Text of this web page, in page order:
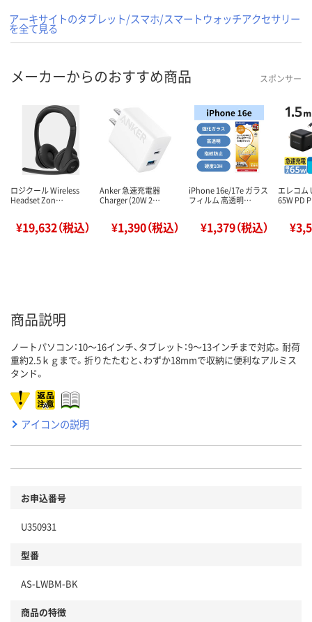
アーキサイトのタブレット/スマホ/スマートウォッチアクセサリー
を全て見る
メーカーからのおすすめ商品 スポンサー
ロジクール Wireless
Headset Zon…
¥19,632（税込）
Anker 急速充電器
Charger (20W 2…
¥1,390（税込）
iPhone 16e/17e ガラス
フィルム 高透明…
¥1,379（税込）
エレコム
65W PD
商品説明
ノートパソコン：10～16インチ、タブレット：9～13インチまで対応。耐荷
重約2.5ｋｇまで。折りたたむと、わずか18mmで収納に便利なアルミス
タンド。
アイコンの説明
お申込番号
U350931
型番
AS-LWBM-BK
商品の特徴